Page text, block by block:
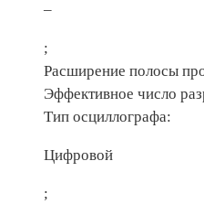
–
;
Расширение полосы
Эффективное число
Тип осциллографа:
Цифровой
;